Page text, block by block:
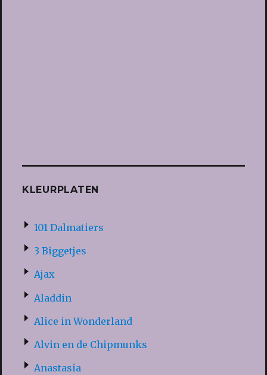
KLEURPLATEN
101 Dalmatiers
3 Biggetjes
Ajax
Aladdin
Alice in Wonderland
Alvin en de Chipmunks
Anastasia